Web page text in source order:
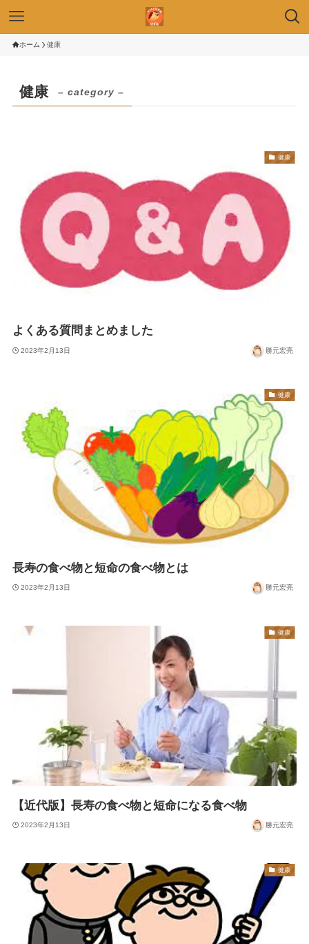
ホーム 健康
健康 – category –
健康
よくある質問まとめました
2023年2月13日 勝元宏亮
健康
長寿の食べ物と短命の食べ物とは
2023年2月13日 勝元宏亮
健康
【近代版】長寿の食べ物と短命になる食べ物
2023年2月13日 勝元宏亮
健康